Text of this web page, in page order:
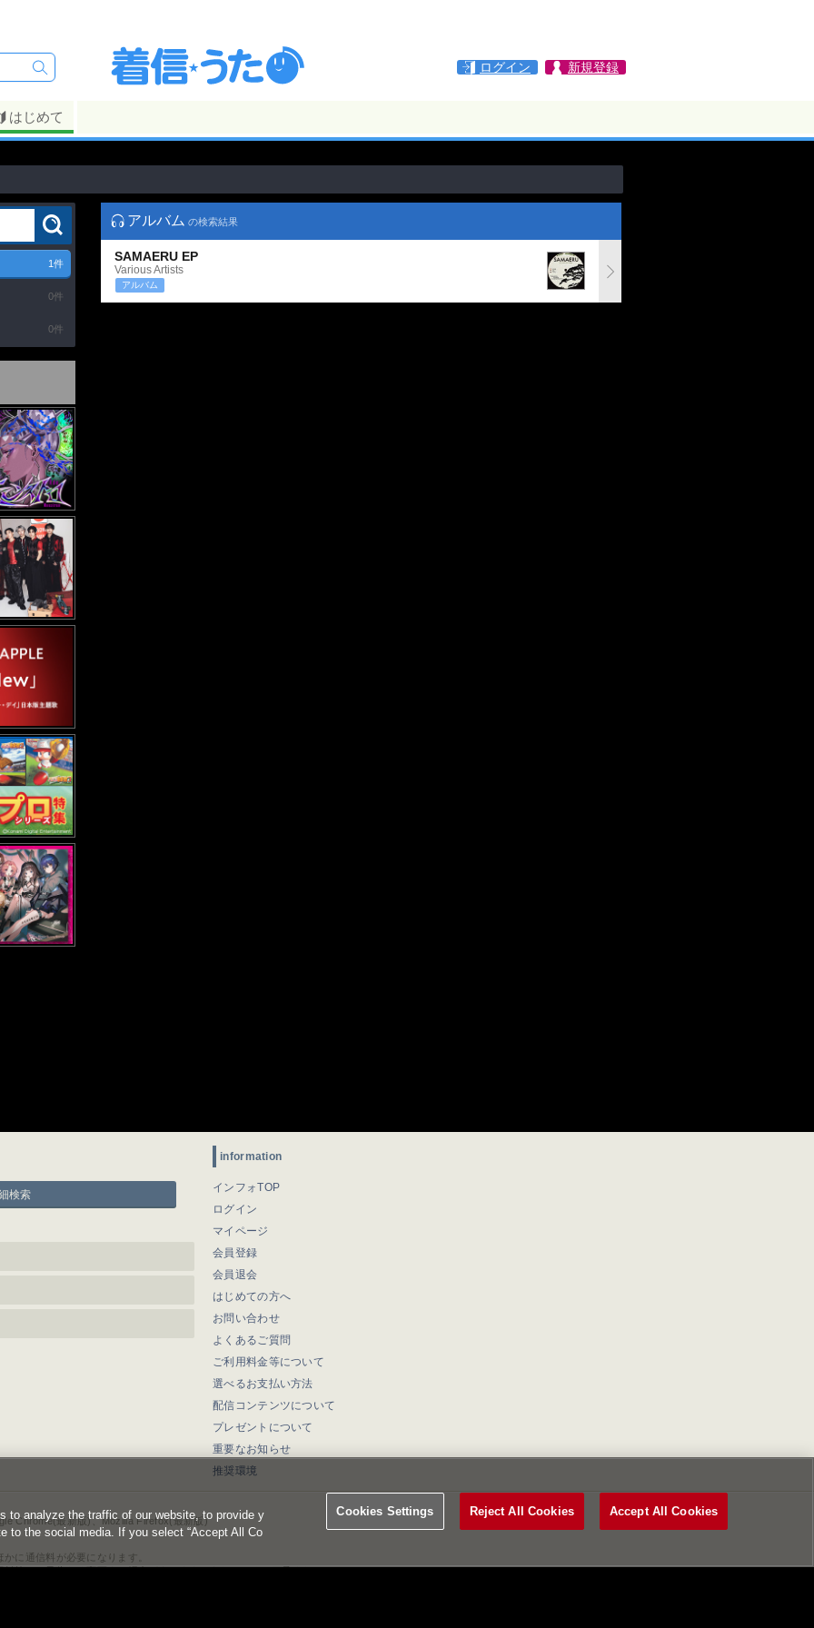
ログイン 新規登録
はじめて
1件
0件
0件
アルバム の検索結果
SAMAERU EP
Various Artists
アルバム
検索
information
インフォTOP
ログイン
マイページ
会員登録
会員退会
はじめての方へ
お問い合わせ
よくあるご質問
ご利用料金等について
選べるお支払い方法
配信コンテンツについて
プレゼントについて
重要なお知らせ
推奨環境
Chrome(最新版)、Mozilla Firefox(最新版)
に通信料が必要になります。
等は、予告なく変更する場合があります。あらかじめご了承ください。
to analyze the traffic of our website, to provide y
to the social media. If you select “Accept All Co
Cookies Settings Reject All Cookies Accept All Cookies